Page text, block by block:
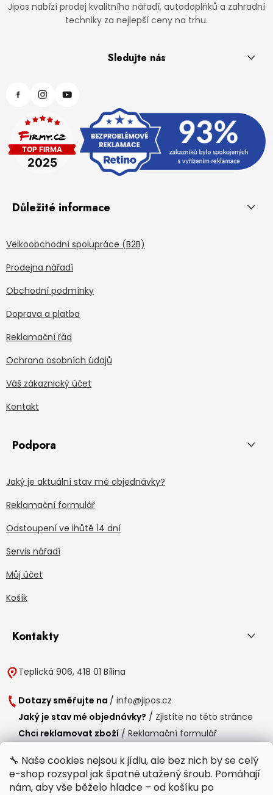
🔧 Naše cookies nejsou k jídlu, ale bez nich by se celý
e-shop rozsypal jak špatně utažený šroub. Pomáhají
nám, aby vše běželo hladce – od košíku po
Jipos nabízí prodej kvalitního nářadí, autodoplňků a zahradní
techniky za nejlepší ceny na trhu.
Sledujte nás
Důležité informace
Velkoobchodní spolupráce (B2B)
Prodejna nářadí
Obchodní podmínky
Doprava a platba
Reklamační řád
Ochrana osobních údajů
Váš zákaznický účet
Kontakt
Podpora
Jaký je aktuální stav mé objednávky?
Reklamační formulář
Odstoupení ve lhůtě 14 dní
Servis nářadí
Můj účet
Košík
Kontakty
Teplická 906, 418 01 Bílina
Dotazy směřujte na / info@jipos.cz
Jaký je stav mé objednávky? / Zjistíte na této stránce
Chci reklamovat zboží / Reklamační formulář
Provozní doba